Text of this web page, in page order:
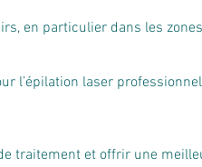
en particulier dans les
l’épilation laser
traitement et offrir une